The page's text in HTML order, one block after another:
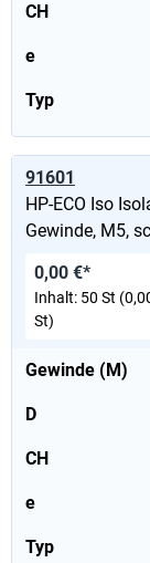
CH
e
Typ
91601
HP-ECO Iso
Gewinde, M5,
Gewinde (M)
D
CH
e
Typ
0,00 €*
Inhalt: 50 St
St)